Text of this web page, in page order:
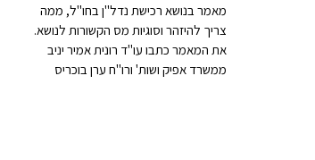
מאמר בנושא רכישת נדל"ן בחו"ל, ממה
צריך להיזהר וסוגיות מס הקשורות לנושא.
את המאמר כתבו עו"ד רונית אמיר יניב
ממשרד אפיק ושות' ורו"ח ערן בוכריס